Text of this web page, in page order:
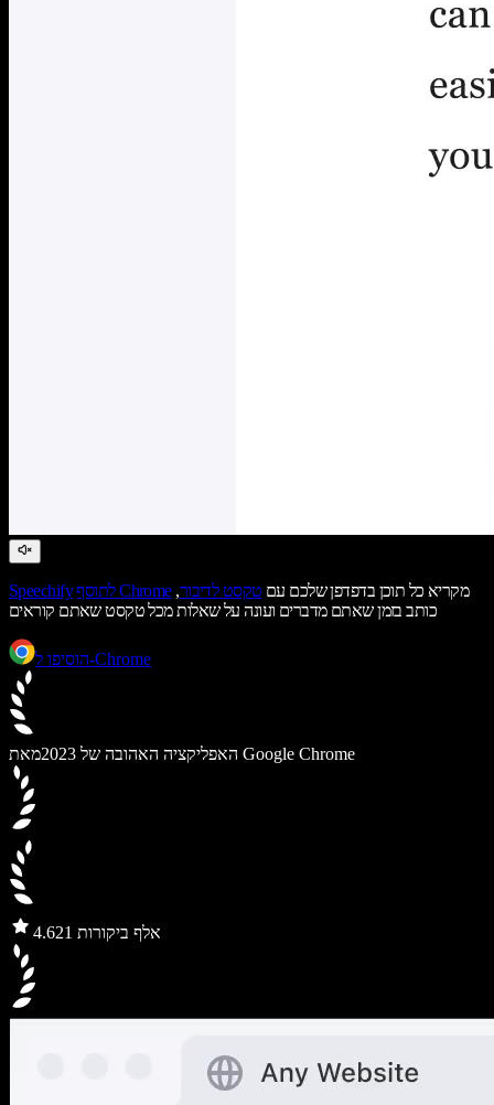
Speechify לתוסף Chrome מקריא כל תוכן בדפדפן שלכם עם טקסט לדיבור,
כותב בזמן שאתם מדברים ועונה על שאלות מכל טקסט שאתם קוראים
הוסיפו ל-Chrome
האפליקציה האהובה של 2023 מאת Google Chrome
4.6 21 אלף ביקורות